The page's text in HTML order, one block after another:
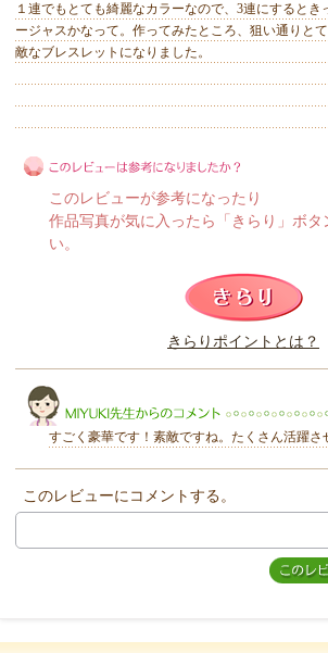
１連でもとても綺麗なカラーなので、3連にするとき
ージャスかなって。作ってみたところ、狙い通りと
敵なブレスレットになりました。
このレビューは参考になりましたか？
このレビューが参考になったり
作品写真が気に入ったら「きらり」ボタ
い。
きらりポイントとは？
MIYUKI先生からのコメント
すごく豪華です！素敵ですね。たくさん活躍さ
このレビューにコメントする。